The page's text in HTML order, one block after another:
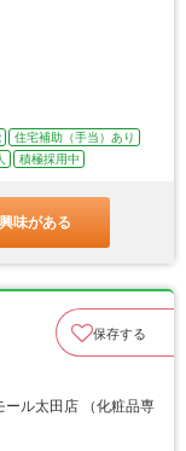
住宅補助（手当）あり
積極採用中
味がある
保存する
ル太田店 （化粧品専